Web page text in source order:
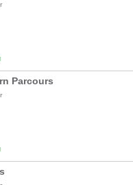
Parcours